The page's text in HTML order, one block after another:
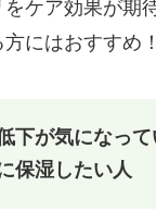
をケア効果が期
にはおすすめ！
下が気になって
保湿したい人